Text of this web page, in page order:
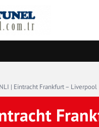
| Eintracht Frankfurt – Liverpool